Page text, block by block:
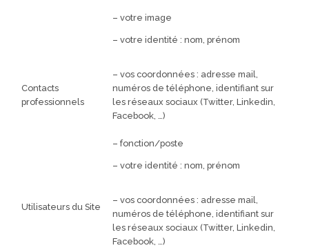
– votre image
Contacts
professionnels
– votre identité : nom, prénom
– vos coordonnées : adresse mail,
numéros de téléphone, identifiant sur
les réseaux sociaux (Twitter, Linkedin,
Facebook, …)
– fonction/poste
Utilisateurs du Site
– votre identité : nom, prénom
– vos coordonnées : adresse mail,
numéros de téléphone, identifiant sur
les réseaux sociaux (Twitter, Linkedin,
Facebook, …)